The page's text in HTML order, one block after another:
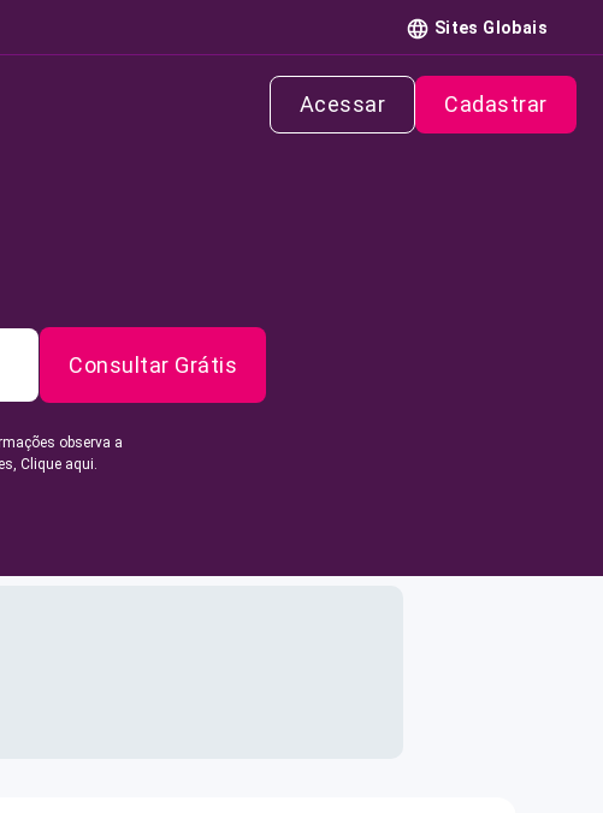
Sites Globais
Acessar Cadastrar
Consultar Grátis
observa a
Clique aqui.